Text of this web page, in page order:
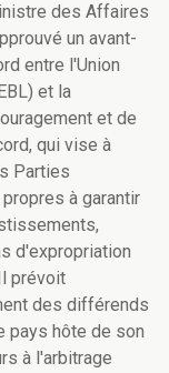
des Affaires
un avant-
entre l'Union
et la
et de
qui vise à
Parties
à garantir
d'expropriation
prévoit
des différends
pays hôte de son
à l'arbitrage